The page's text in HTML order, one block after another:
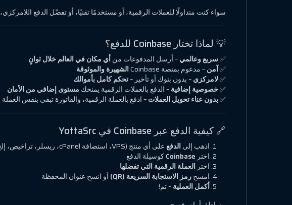
سواء كنت متداولًا للعملات الرقمية، أو مستخدمًا تقنيًا، أو تفضّل الدفع اللامركزي،
💡 لماذا تختار Coinbase للدفع؟
✅سريع وعالمي– أرسل المدفوعات منأي مكان في العالم خلال ثوانٍ
✅آمن– مدعوم بمنصة Coinbase
الشهيرة والموثوقة
✅لامركزي– بدون بنوك أو تأخير –تحكم كامل بأموالك
✅خصوصية إضافية– الدفع بالعملات الرقمية يمنحك مستوى إضافي من الأمان
✅بدون عناء تحويل العملات– ادفع بالعملة الرقمية، والفاتورة تبقى بنفس العملة
🔗 كيفية الدفع عبر Coinbase في YottaSrc
اذهب إلىالدفععلى أي منتج (VPS، استضافة cPanel، ريسلر، تراخيص، إلخ)
اختر Coinbaseكوسيلة الدفع
اختر العملة الرقمية التي تفضلها
امسحرمز الاستجابة السريعة (QR)
أو انسخ عنوان المحفظة
أكمل العملية– تم!